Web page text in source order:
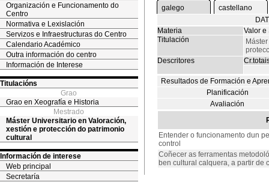
Organización e Funcionamento do
Centro
Normativa e Lexislación
Servizos e Infraestructuras do Centro
Calendario Académico
Outra información do centro
Información de Interese
Titulacións
Grao
Grao en Xeografía e Historia
Mestrado
Máster Universitario en Valoración,
xestión e protección do patrimonio
cultural
Información de interese
Web principal
Secretaría
galego
castellano
Materia
Valor e
Titulación
Descritores
Resultados de Formación e
Planificación
Avaliación
Entender o funcionamento dun
control
Coñecer as ferramentas
ben cultural calquera, a partir de